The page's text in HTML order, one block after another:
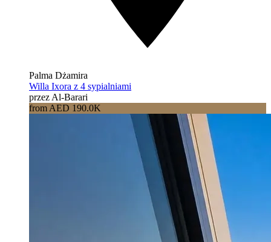
Palma Dżamira
Willa Ixora z 4 sypialniami
przez Al-Barari
from AED 190.0K